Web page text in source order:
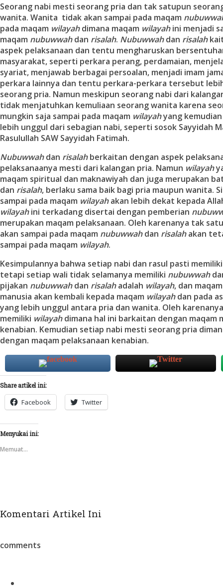
Seorang nabi mesti seorang pria dan tak satupun
wanita. Wanita tidak akan sampai pada maqam
pada maqam wilayahdimana maqam wilayahini menjadi
maqam nubuwwahdan risalah. Nubuwwahdan risalah
aspek pelaksanaan dan tentu mengharuskan
masyarakat, seperti perkara perang, perdamaian,
syariat, menjawab berbagai persoalan, menjadi imam
perkara lainnya dan tentu perkara-perkara tersebut
seorang pria. Namun meskipun seorang nabi dari
tidak menjatuhkan kemuliaan seorang wanita karena
mungkin saja sampai pada maqam wilayahyang
lebih unggul dari sebagian nabi, seperti sosok Sayyidah
Rasulullah SAW Sayyidah Fatimah.
Nubuwwahdan risalahberkaitan dengan aspek
pelaksanaanya mesti dari kalangan pria. Namun wilayah
maqam spiritual dan maknawiyah dan juga merupakan
dan risalah, berlaku sama baik bagi pria maupun wanita.
sampai pada maqam wilayahakan lebih dekat kepada
wilayahini terkadang disertai dengan pemberian
merupakan maqam pelaksanaan. Oleh karenanya tak
akan sampai pada maqam nubuwwahdan risalahakan
sampai pada maqam wilayah.
Kesimpulannya bahwa setiap nabi dan rasul pasti
tetapi setiap wali tidak selamanya memiliki nubuwwah
pijakan nubuwwahdan risalahadalah wilayah, dan
manusia akan kembali kepada maqam wilayahdan pada
yang lebih unggul antara pria dan wanita. Oleh
memiliki wilayahdimana hal ini barkaitan dengan maqam
kenabian. Kemudian setiap nabi mesti seorang pria
dengan maqam pelaksanaan kenabian.
Share artikel ini:
Facebook Twitter
Menyukai ini:
Memuat...
Komentari Artikel Ini
comments